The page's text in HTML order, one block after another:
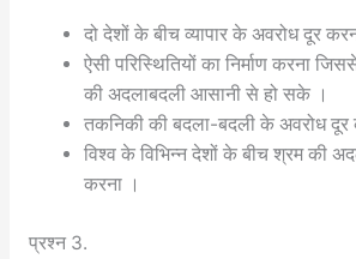
दो देशों के बीच व्यापार के अवरोध दूर
ऐसी परिस्थितियों का निर्माण करना
की अदलाबदली आसानी से हो सके ।
तकनिकी की बदला-बदली के अवरोध दूर
विश्व के विभिन्न देशों के बीच श्रम की
करना ।
प्रश्न 3.